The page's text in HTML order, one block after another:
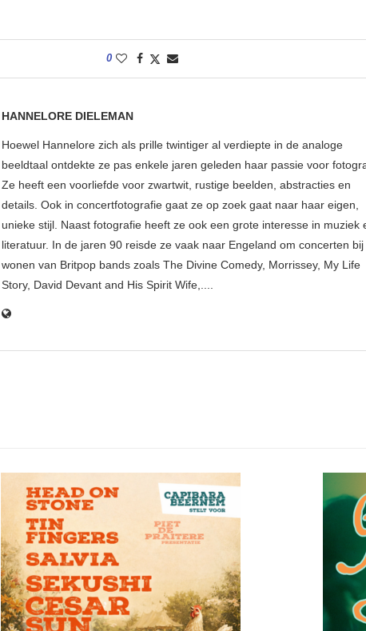
0
HANNELORE DIELEMAN
Hoewel Hannelore zich als prille twintiger al verdiepte in de analoge
beeldtaal ontdekte ze pas enkele jaren geleden haar passie voor
Ze heeft een voorliefde voor zwartwit, rustige beelden, abstracties en
details. Ook in concertfotografie gaat ze op zoek gaat naar haar eigen,
unieke stijl. Naast fotografie heeft ze ook een grote interesse in muziek
literatuur. In de jaren 90 reisde ze vaak naar Engeland om concerten bij
wonen van Britpop bands zoals The Divine Comedy, Morrissey, My Life
Story, David Devant and His Spirit Wife,....